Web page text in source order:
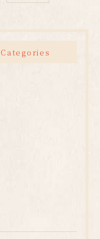
Categories